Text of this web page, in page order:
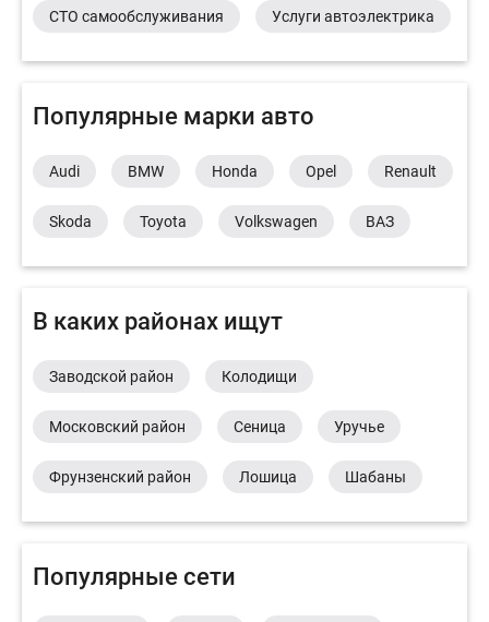
СТО самообслуживания Услуги автоэлектрика
Популярные марки авто
Audi BMW Honda Opel Renault
Skoda Toyota Volkswagen ВАЗ
В каких районах ищут
Заводской район Колодищи
Московский район Сеница Уручье
Фрунзенский район Лошица Шабаны
Популярные сети